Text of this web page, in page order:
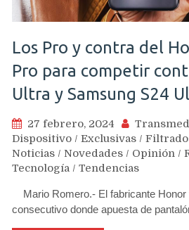
Los Pro y contra del
Pro para competir
Ultra y Samsung S24
27 febrero, 2024
Dispositivo / Exclusivas /
Noticias / Novedades / Opinión /
Tecnología / Tendencias
Mario Romero.- El fabricante Honor
consecutivo donde apuesta de